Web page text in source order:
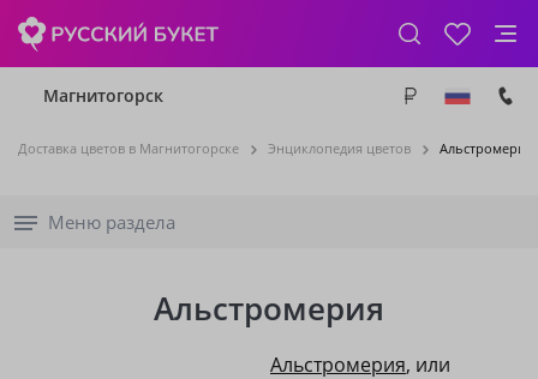
Магнитогорск
Доставка цветов в Магнитогорске Энциклопедия цветов Альстромерия
Меню раздела
Альстромерия
Альстромерия, или